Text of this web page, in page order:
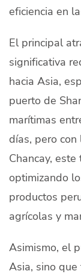
eficiencia en
El principal
significativa
hacia Asia,
puerto de
marítimas
días, pero
Chancay,
optimizando
productos
agrícolas y
Asimismo, el
Asia, sino